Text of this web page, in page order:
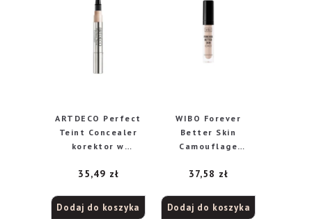
ARTDECO Perfect
Teint Concealer
korektor w
Peach, 2 ml
35,49 zł
Dodaj do koszyka
WIBO Forever
Better Skin
Camouflage
twarzy 03, 6 ml
37,58 zł
Dodaj do koszyka